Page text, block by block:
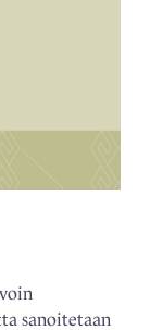
sanoitetaan